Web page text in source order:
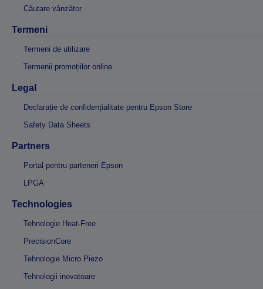
Căutare vânzător
Termeni
Termeni de utilizare
Termenii promoțiilor online
Legal
Declarație de confidențialitate pentru Epson Store
Safety Data Sheets
Partners
Portal pentru parteneri Epson
LPGA
Technologies
Tehnologie Heat-Free
PrecisionCore
Tehnologie Micro Piezo
Tehnologii inovatoare